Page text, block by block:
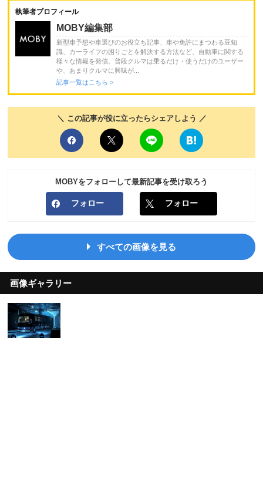
執筆者プロフィール
MOBY編集部
新型車予想や車選びのお役立ち記事、車や免許にまつわる豆知
識、カーライフの困りごとを解決する方法など、自動車に関する
様々な情報を発信。普段クルマは乗るだけ・使うだけのユーザー
や、あまりクルマに興味が...
記事一覧はこちら >
＼ この記事が役に立ったらシェアしよう ／
MOBYをフォローして最新記事を受け取ろう
フォロー フォロー
すべての画像を見る
画像ギャラリー